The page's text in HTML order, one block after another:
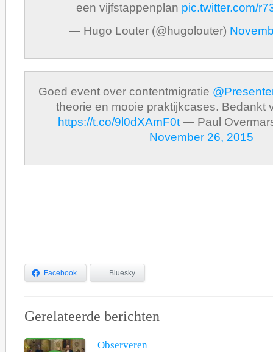
een vijfstappenplan pic.twitter.com/
— Hugo Louter (@hugolouter)
Goed event over contentmigratie
theorie en mooie praktijkcases. Bedankt
https://t.co/9l0dXAmF0t— Paul
November 26, 2015
Facebook Bluesky
Gerelateerde berichten
Observeren